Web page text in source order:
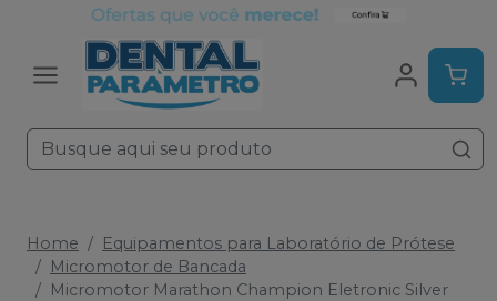
Home
Equipamentos para Laboratório de Prótese
Micromotor de Bancada
Micromotor Marathon Champion Eletronic Silver